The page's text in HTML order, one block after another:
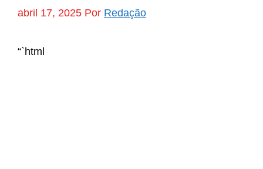
abril 17, 2025 Por Redação
“`html